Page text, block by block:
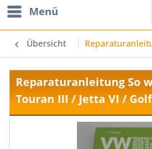
Menü
Übersicht
Reparaturanleitung So
Touran III / Jetta VI /